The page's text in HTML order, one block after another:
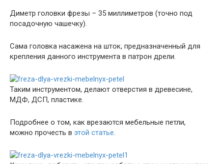
Диметр головки фрезы – 35 миллиметров (точно под
посадочную чашечку).
Сама головка насажена на шток, предназначенный для
крепления данного инструмента в патрон дрели.
Таким инструментом, делают отверстия в древесине,
МДФ, ДСП, пластике.
Подробнее о том, как врезаются мебельные петли,
можно прочесть в этой статье.